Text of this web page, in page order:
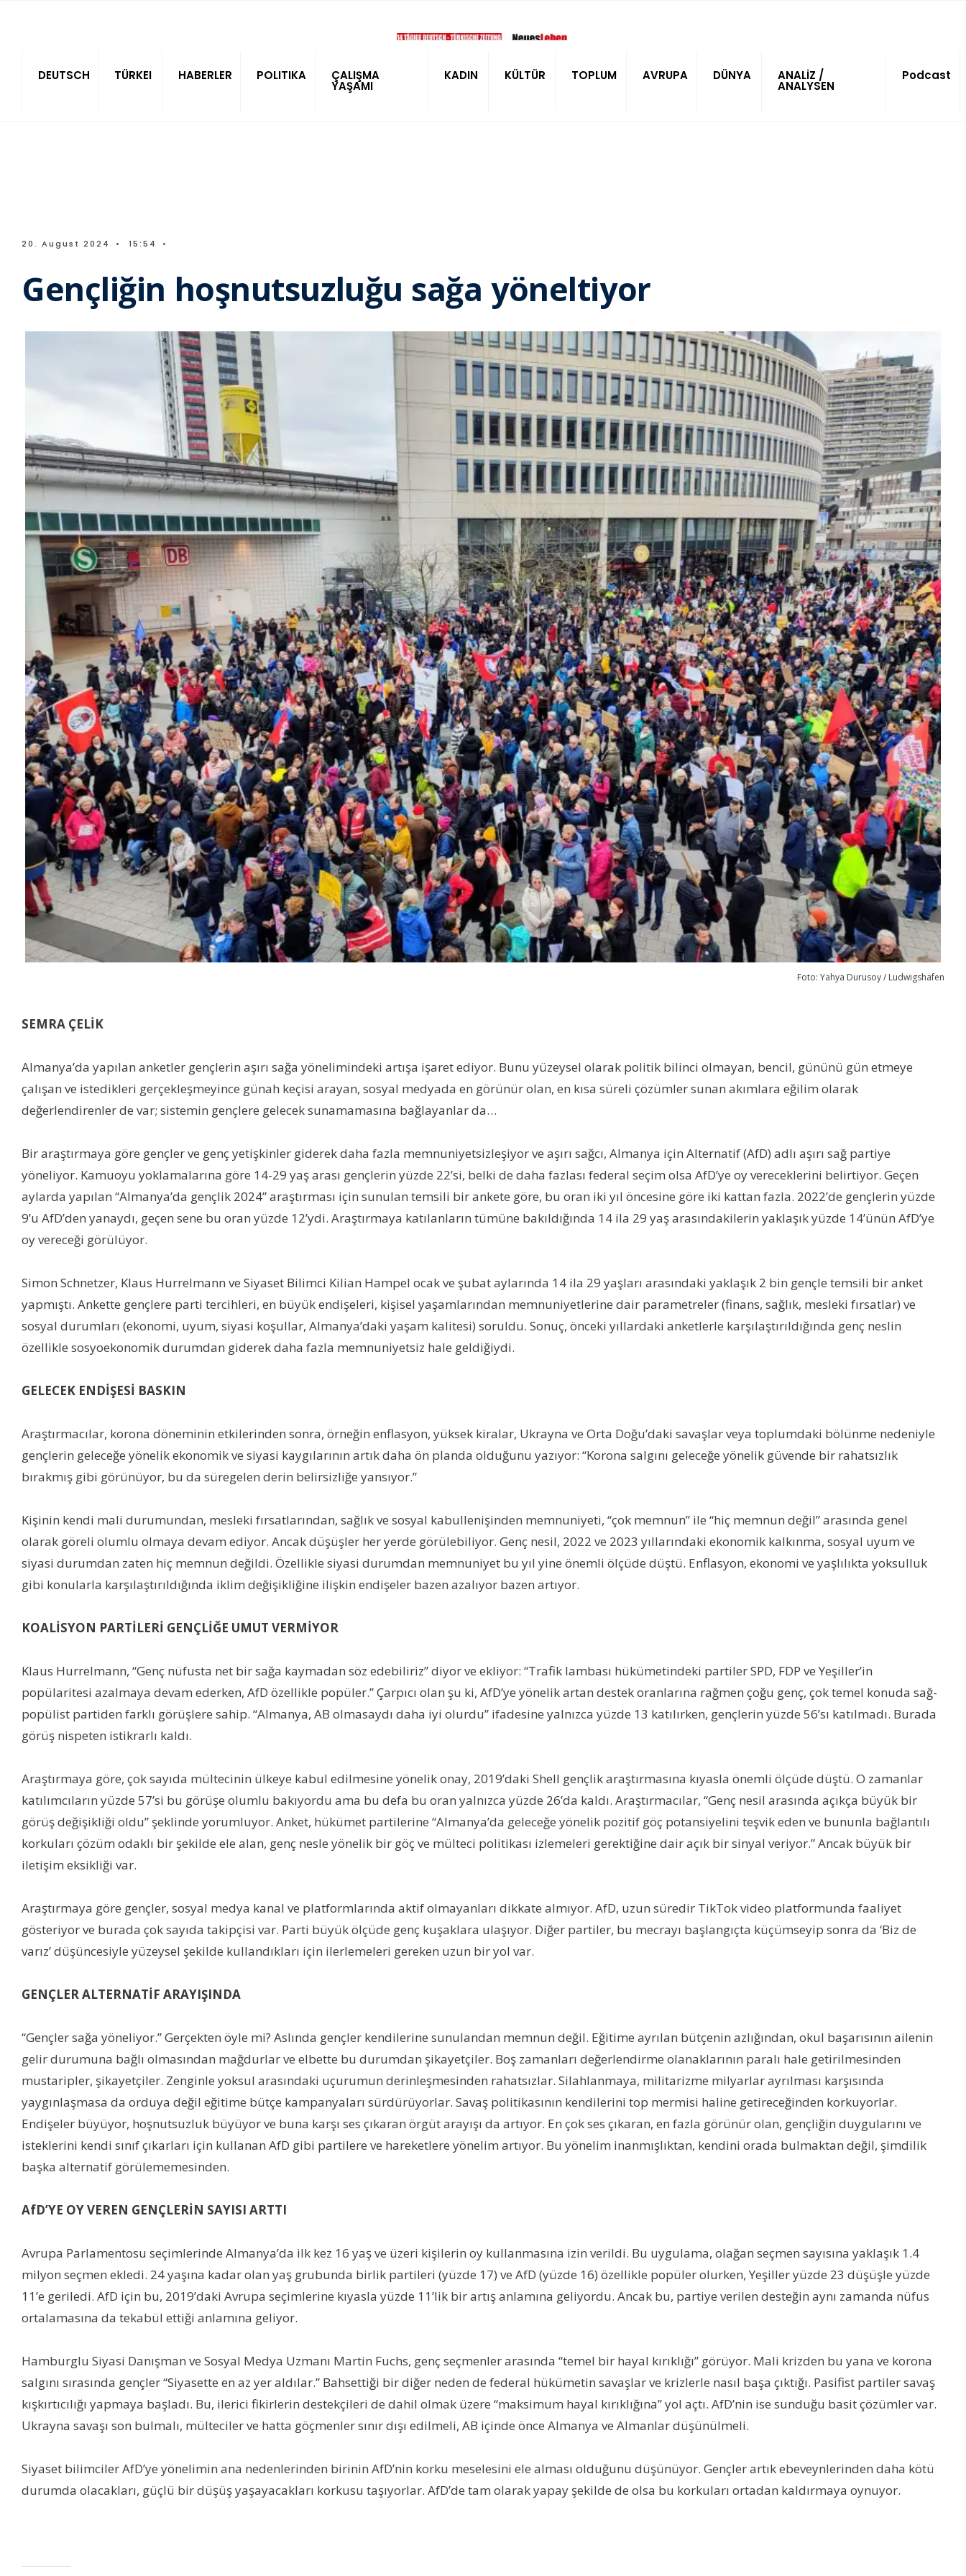
DEUTSCH TÜRKEI HABERLER POLITIKA ÇALIŞMA
YAŞAMI
KADIN KÜLTÜR TOPLUM AVRUPA DÜNYA ANALİZ /
ANALYSEN
Podcast
20. August 2024 • 15:54 •
Gençliğin hoşnutsuzluğu sağa yöneltiyor
Foto: Yahya Durusoy / Ludwigshafen
SEMRA ÇELİK
Almanya’da yapılan anketler gençlerin aşırı sağa yönelimindeki artışa işaret ediyor. Bunu yüzeysel olarak politik bilinci olmayan, bencil, gününü gün etmeye
çalışan ve istedikleri gerçekleşmeyince günah keçisi arayan, sosyal medyada en görünür olan, en kısa süreli çözümler sunan akımlara eğilim olarak
değerlendirenler de var; sistemin gençlere gelecek sunamamasına bağlayanlar da…
Bir araştırmaya göre gençler ve genç yetişkinler giderek daha fazla memnuniyetsizleşiyor ve aşırı sağcı, Almanya için Alternatif (AfD) adlı aşırı sağ partiye
yöneliyor. Kamuoyu yoklamalarına göre 14-29 yaş arası gençlerin yüzde 22’si, belki de daha fazlası federal seçim olsa AfD’ye oy vereceklerini belirtiyor. Geçen
aylarda yapılan “Almanya’da gençlik 2024” araştırması için sunulan temsili bir ankete göre, bu oran iki yıl öncesine göre iki kattan fazla. 2022’de gençlerin yüzde
9’u AfD’den yanaydı, geçen sene bu oran yüzde 12’ydi. Araştırmaya katılanların tümüne bakıldığında 14 ila 29 yaş arasındakilerin yaklaşık yüzde 14’ünün AfD’ye
oy vereceği görülüyor.
Simon Schnetzer, Klaus Hurrelmann ve Siyaset Bilimci Kilian Hampel ocak ve şubat aylarında 14 ila 29 yaşları arasındaki yaklaşık 2 bin gençle temsili bir anket
yapmıştı. Ankette gençlere parti tercihleri, en büyük endişeleri, kişisel yaşamlarından memnuniyetlerine dair parametreler (finans, sağlık, mesleki fırsatlar) ve
sosyal durumları (ekonomi, uyum, siyasi koşullar, Almanya’daki yaşam kalitesi) soruldu. Sonuç, önceki yıllardaki anketlerle karşılaştırıldığında genç neslin
özellikle sosyoekonomik durumdan giderek daha fazla memnuniyetsiz hale geldiğiydi.
GELECEK ENDİŞESİ BASKIN
Araştırmacılar, korona döneminin etkilerinden sonra, örneğin enflasyon, yüksek kiralar, Ukrayna ve Orta Doğu’daki savaşlar veya toplumdaki bölünme nedeniyle
gençlerin geleceğe yönelik ekonomik ve siyasi kaygılarının artık daha ön planda olduğunu yazıyor: “Korona salgını geleceğe yönelik güvende bir rahatsızlık
bırakmış gibi görünüyor, bu da süregelen derin belirsizliğe yansıyor.”
Kişinin kendi mali durumundan, mesleki fırsatlarından, sağlık ve sosyal kabullenişinden memnuniyeti, “çok memnun” ile “hiç memnun değil” arasında genel
olarak göreli olumlu olmaya devam ediyor. Ancak düşüşler her yerde görülebiliyor. Genç nesil, 2022 ve 2023 yıllarındaki ekonomik kalkınma, sosyal uyum ve
siyasi durumdan zaten hiç memnun değildi. Özellikle siyasi durumdan memnuniyet bu yıl yine önemli ölçüde düştü. Enflasyon, ekonomi ve yaşlılıkta yoksulluk
gibi konularla karşılaştırıldığında iklim değişikliğine ilişkin endişeler bazen azalıyor bazen artıyor.
KOALİSYON PARTİLERİ GENÇLİĞE UMUT VERMİYOR
Klaus Hurrelmann, “Genç nüfusta net bir sağa kaymadan söz edebiliriz” diyor ve ekliyor: “Trafik lambası hükümetindeki partiler SPD, FDP ve Yeşiller’in
popülaritesi azalmaya devam ederken, AfD özellikle popüler.” Çarpıcı olan şu ki, AfD’ye yönelik artan destek oranlarına rağmen çoğu genç, çok temel konuda sağ-
popülist partiden farklı görüşlere sahip. “Almanya, AB olmasaydı daha iyi olurdu” ifadesine yalnızca yüzde 13 katılırken, gençlerin yüzde 56’sı katılmadı. Burada
görüş nispeten istikrarlı kaldı.
Araştırmaya göre, çok sayıda mültecinin ülkeye kabul edilmesine yönelik onay, 2019’daki Shell gençlik araştırmasına kıyasla önemli ölçüde düştü. O zamanlar
katılımcıların yüzde 57’si bu görüşe olumlu bakıyordu ama bu defa bu oran yalnızca yüzde 26’da kaldı. Araştırmacılar, “Genç nesil arasında açıkça büyük bir
görüş değişikliği oldu” şeklinde yorumluyor. Anket, hükümet partilerine “Almanya’da geleceğe yönelik pozitif göç potansiyelini teşvik eden ve bununla bağlantılı
korkuları çözüm odaklı bir şekilde ele alan, genç nesle yönelik bir göç ve mülteci politikası izlemeleri gerektiğine dair açık bir sinyal veriyor.” Ancak büyük bir
iletişim eksikliği var.
Araştırmaya göre gençler, sosyal medya kanal ve platformlarında aktif olmayanları dikkate almıyor. AfD, uzun süredir TikTok video platformunda faaliyet
gösteriyor ve burada çok sayıda takipçisi var. Parti büyük ölçüde genç kuşaklara ulaşıyor. Diğer partiler, bu mecrayı başlangıçta küçümseyip sonra da ‘Biz de
varız’ düşüncesiyle yüzeysel şekilde kullandıkları için ilerlemeleri gereken uzun bir yol var.
GENÇLER ALTERNATİF ARAYIŞINDA
“Gençler sağa yöneliyor.” Gerçekten öyle mi? Aslında gençler kendilerine sunulandan memnun değil. Eğitime ayrılan bütçenin azlığından, okul başarısının ailenin
gelir durumuna bağlı olmasından mağdurlar ve elbette bu durumdan şikayetçiler. Boş zamanları değerlendirme olanaklarının paralı hale getirilmesinden
mustaripler, şikayetçiler. Zenginle yoksul arasındaki uçurumun derinleşmesinden rahatsızlar. Silahlanmaya, militarizme milyarlar ayrılması karşısında
yaygınlaşmasa da orduya değil eğitime bütçe kampanyaları sürdürüyorlar. Savaş politikasının kendilerini top mermisi haline getireceğinden korkuyorlar.
Endişeler büyüyor, hoşnutsuzluk büyüyor ve buna karşı ses çıkaran örgüt arayışı da artıyor. En çok ses çıkaran, en fazla görünür olan, gençliğin duygularını ve
isteklerini kendi sınıf çıkarları için kullanan AfD gibi partilere ve hareketlere yönelim artıyor. Bu yönelim inanmışlıktan, kendini orada bulmaktan değil, şimdilik
başka alternatif görülememesinden.
AfD’YE OY VEREN GENÇLERİN SAYISI ARTTI
Avrupa Parlamentosu seçimlerinde Almanya’da ilk kez 16 yaş ve üzeri kişilerin oy kullanmasına izin verildi. Bu uygulama, olağan seçmen sayısına yaklaşık 1.4
milyon seçmen ekledi. 24 yaşına kadar olan yaş grubunda birlik partileri (yüzde 17) ve AfD (yüzde 16) özellikle popüler olurken, Yeşiller yüzde 23 düşüşle yüzde
11’e geriledi. AfD için bu, 2019’daki Avrupa seçimlerine kıyasla yüzde 11’lik bir artış anlamına geliyordu. Ancak bu, partiye verilen desteğin aynı zamanda nüfus
ortalamasına da tekabül ettiği anlamına geliyor.
Hamburglu Siyasi Danışman ve Sosyal Medya Uzmanı Martin Fuchs, genç seçmenler arasında “temel bir hayal kırıklığı” görüyor. Mali krizden bu yana ve korona
salgını sırasında gençler “Siyasette en az yer aldılar.” Bahsettiği bir diğer neden de federal hükümetin savaşlar ve krizlerle nasıl başa çıktığı. Pasifist partiler savaş
kışkırtıcılığı yapmaya başladı. Bu, ilerici fikirlerin destekçileri de dahil olmak üzere “maksimum hayal kırıklığına” yol açtı. AfD’nin ise sunduğu basit çözümler var.
Ukrayna savaşı son bulmalı, mülteciler ve hatta göçmenler sınır dışı edilmeli, AB içinde önce Almanya ve Almanlar düşünülmeli.
Siyaset bilimciler AfD’ye yönelimin ana nedenlerinden birinin AfD’nin korku meselesini ele alması olduğunu düşünüyor. Gençler artık ebeveynlerinden daha kötü
durumda olacakları, güçlü bir düşüş yaşayacakları korkusu taşıyorlar. AfD’de tam olarak yapay şekilde de olsa bu korkuları ortadan kaldırmaya oynuyor.